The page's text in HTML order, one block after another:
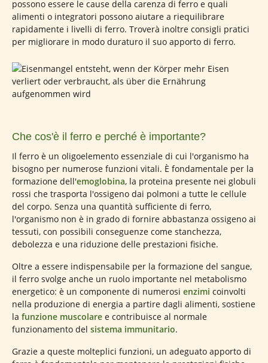
possono essere le cause della carenza di ferro e quali
alimenti o integratori possono aiutare a riequilibrare
rapidamente i livelli di ferro. Troverà inoltre consigli pratici
per migliorare in modo duraturo il suo apporto di ferro.
Che cos'è il ferro e perché è importante?
Il ferro è un oligoelemento essenziale di cui l'organismo ha
bisogno per numerose funzioni vitali. È fondamentale per la
formazione dell'emoglobina, la proteina presente nei globuli
rossi che trasporta l'ossigeno dai polmoni a tutte le cellule
del corpo. Senza una quantità sufficiente di ferro,
l'organismo non è in grado di fornire abbastanza ossigeno ai
tessuti, con possibili conseguenze come stanchezza,
debolezza e una riduzione delle prestazioni fisiche.
Oltre a essere indispensabile per la formazione del sangue,
il ferro svolge anche un ruolo importante nel metabolismo
energetico: è un componente di numerosi enzimi coinvolti
nella produzione di energia a partire dagli alimenti, sostiene
la funzione muscolare e contribuisce al normale
funzionamento del sistema immunitario.
Grazie a queste molteplici funzioni, un adeguato apporto di